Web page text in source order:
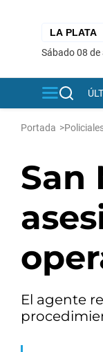
sábado 08
Portada >
San
El agente